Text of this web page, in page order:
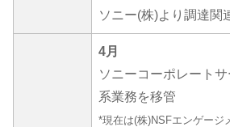
ソニー(株)より調達関
4月
ソニーコーポレート
系業務を移管
*現在は(株)NSFエンゲージ